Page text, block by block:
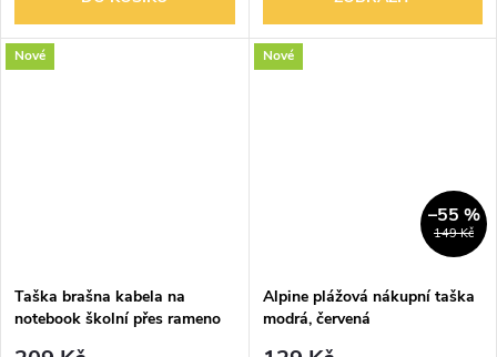
Nové
Taška brašna kabela na
notebook školní přes rameno
Nové
149 Kč
–55 %
Alpine plážová nákupní taška
modrá, červená